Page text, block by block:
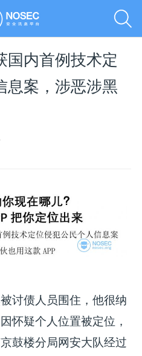
国内首例技术定
息案，涉恶涉黑
讨债人员围住，他很纳
怀疑个人位置被定位，
鼓楼分局网安大队经过